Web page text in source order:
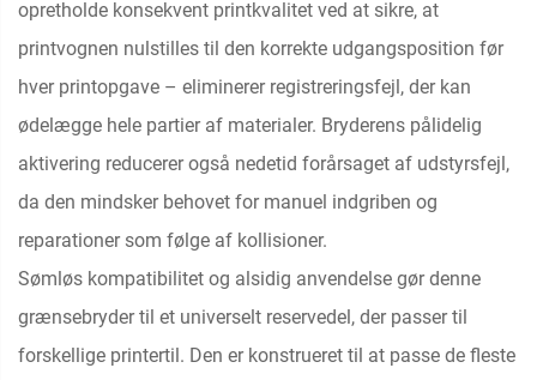
opretholde konsekvent printkvalitet ved at sikre, at
printvognen nulstilles til den korrekte udgangsposition før
hver printopgave – eliminerer registreringsfejl, der kan
ødelægge hele partier af materialer. Bryderens pålidelig
aktivering reducerer også nedetid forårsaget af udstyrsfejl,
da den mindsker behovet for manuel indgriben og
reparationer som følge af kollisioner.
Sømløs kompatibilitet og alsidig anvendelse gør denne
grænsebryder til et universelt reservedel, der passer til
forskellige printertil. Den er konstrueret til at passe de fleste